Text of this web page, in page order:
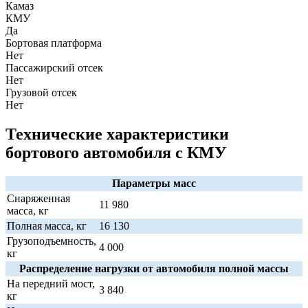
Камаз
КМУ
Да
Бортовая платформа
Нет
Пассажирский отсек
Нет
Грузовой отсек
Нет
Технические характеристики
бортового автомобиля с КМУ
Параметры масс
Снаряженная
масса, кг
11 980
Полная масса, кг
16 130
Грузоподъемность,
кг
4 000
Распределение нагрузки от автомобиля полной массы
На передний мост,
кг
3 840